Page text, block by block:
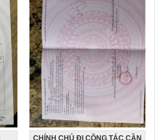
CHÍNH CHỦ ĐI CÔNG TÁC CẦN